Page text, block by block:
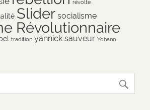
révolte
Slider socialisme
Révolutionnaire
tradition yannick sauveur Yohann